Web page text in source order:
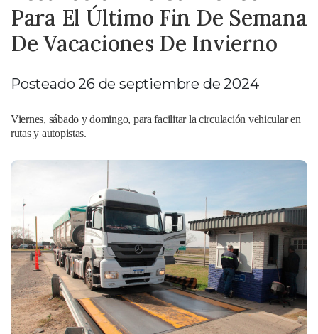
Para El Último Fin De Semana
De Vacaciones De Invierno
Posteado 26 de septiembre de 2024
Viernes, sábado y domingo, para facilitar la circulación vehicular en
rutas y autopistas.